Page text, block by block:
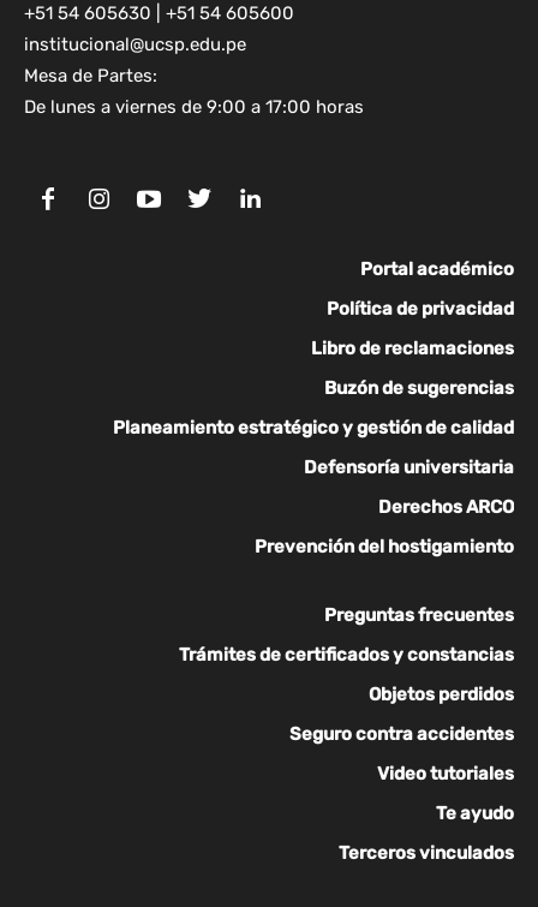
+51 54 605630 | +51 54 605600
institucional@ucsp.edu.pe
Mesa de Partes:
De lunes a viernes de 9:00 a 17:00 horas
Portal académico
Política de privacidad
Libro de reclamaciones
Buzón de sugerencias
Planeamiento estratégico y gestión de calidad
Defensoría universitaria
Derechos ARCO
Prevención del hostigamiento
Preguntas frecuentes
Trámites de certificados y constancias
Objetos perdidos
Seguro contra accidentes
Video tutoriales
Te ayudo
Terceros vinculados